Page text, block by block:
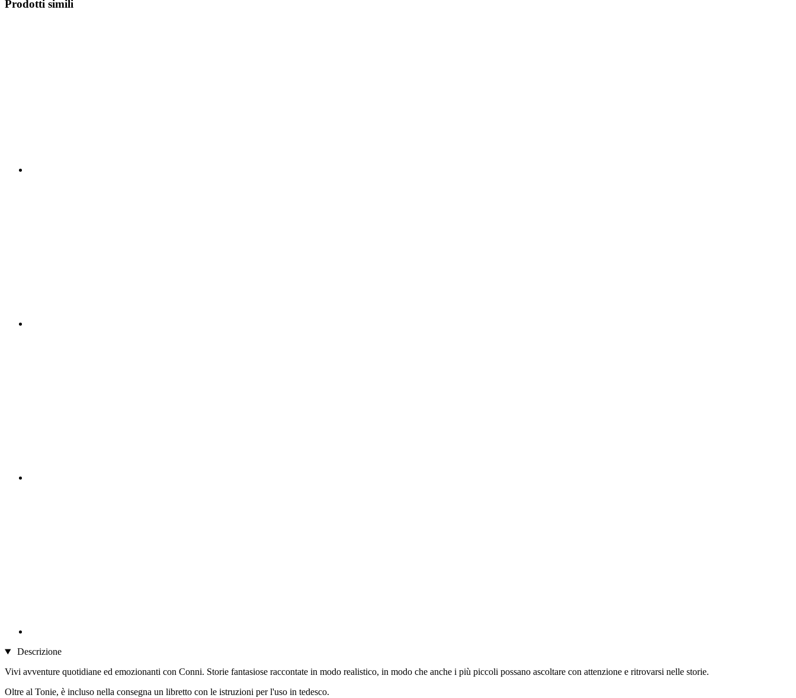
Prodotti simili
Descrizione
Vivi avventure quotidiane ed emozionanti con Conni. Storie fantasiose raccontate in modo realistico, in modo che anche i più piccoli possano ascoltare con attenzione e ritrovarsi nelle storie.
Oltre al Tonie, è incluso nella consegna un libretto con le istruzioni per l'uso in tedesco.